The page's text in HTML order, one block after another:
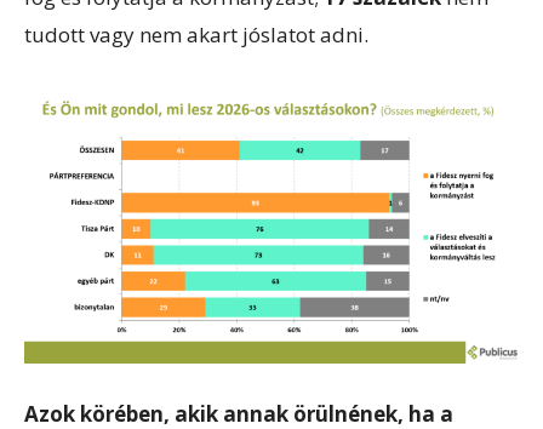
tudott vagy nem akart jóslatot adni.
Azok körében, akik annak örülnének, ha a